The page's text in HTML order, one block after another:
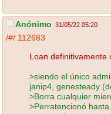
Anónimo 31/05/22 05:20
/#/ 112683
Loan definitivamente
>siendo el único
janip4, genesteady
>Borra cualquier
>Perratencionó